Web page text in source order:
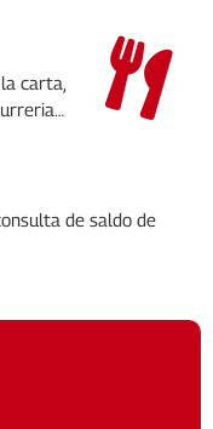
carta,
de saldo de